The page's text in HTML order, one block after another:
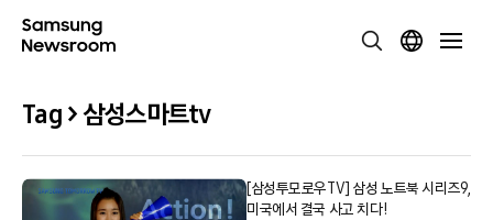
Tag > 삼성스마트tv
[삼성투모로우TV] 삼성 노트북 시리즈9,
미국에서 결국 사고 치다!